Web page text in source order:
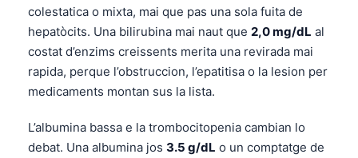
colestatica o mixta, mai que pas una sola fuita de
hepatòcits. Una bilirubina mai naut que 2,0 mg/dL al
costat d’enzims creissents merita una revirada mai
rapida, perque l’obstruccion, l’epatitisa o la lesion per
medicaments montan sus la lista.
L’albumina bassa e la trombocitopenia cambian lo
debat. Una albumina jos 3.5 g/dL o un comptatge de
Lietuvių kalba
Polski
한국어
Slovenščina
Magyar
Shqip